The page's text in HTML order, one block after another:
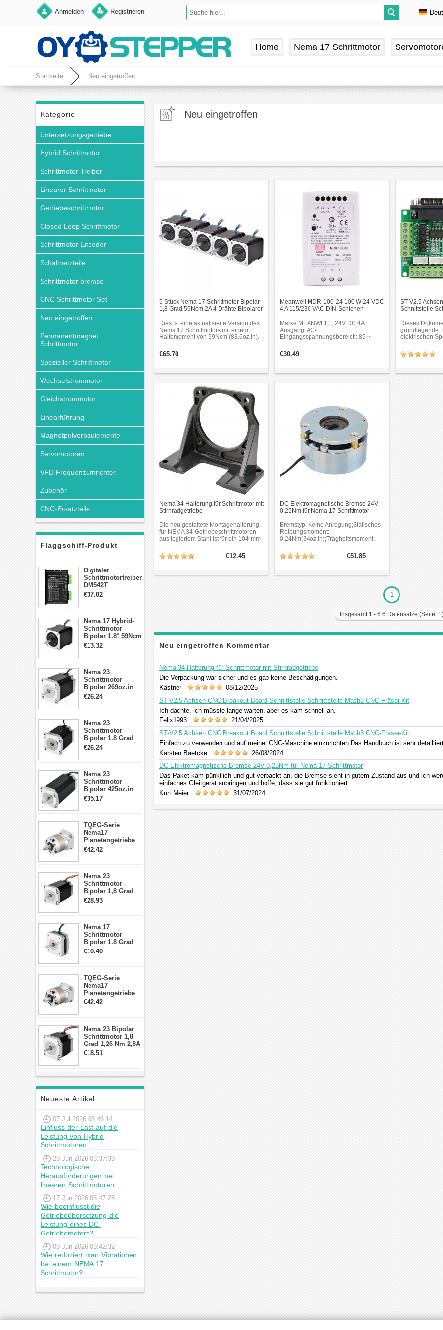
Anmelden Registrieren
Home Nema 17 Schrittmotor
Startseite Neu eingetroffen
Kategorie
Untersetzungsgetriebe
Hybrid Schrittmotor
Schrittmotor Treiber
Linearer Schrittmotor
Getriebeschrittmotor
Closed Loop Schrittmotor
Schrittmotor Encoder
Schaltnetzteile
Schrittmotor bremse
CNC Schrittmotor Set
Neu eingetroffen
Permanentmagnet
Schrittmotor
Spezieller Schrittmotor
Wechselstrommotor
Gleichstrommotor
Linearführung
Magnetpulverbaulemente
Servomotoren
VFD Frequenzumrichter
Zubehör
CNC-Ersatzteile
Flaggschiff-Produkt
Digitaler
Schrittmotortreiber
DM542T
Schrittmotor
Schrittmotor
€37.02
Nema 17 Hybrid-
Schrittmotor
Bipolar 1.8° 59Ncm
2A 4 Drähte mit 1m
€13.32
Nema 23
Schrittmotor
Bipolar 269oz.in
2,8A 57x57x76mm
€26.24
Nema 23
Schrittmotor
Bipolar 1.8 Grad
1.9Nm 3A 3.36V 4
€26.24
Nema 23
Schrittmotor
Bipolar 425oz.in
4.2A 57x57x114mm
€35.17
TQEG-Serie
Nema17
Planetengetriebe
5:1 Spiel 15Arc-
€42.42
Nema 23
Schrittmotor
Bipolar 1,8 Grad
2,83Nm 4 A 2,26V
€28.93
Nema 17
Schrittmotor
Bipolar 1.8 Grad
8.7Ncm 1A 3.5V 4
€10.40
TQEG-Serie
Nema17
Planetengetriebe
10:1 Spiel 15Arc-
€42.42
Nema 23 Bipolar
Schrittmotor 1,8
Grad 1,26 Nm 2,8A
2,5V 4 Drähte
€18.51
Neueste Artikel
07 Jul 2026 03:46:14
Einfluss der Last auf die
Leistung von Hybrid
Schrittmotoren
29 Jun 2026 03:37:39
Technologische
Herausforderungen bei
linearen Schrittmotoren
17 Jun 2026 03:47:28
Wie beeinflusst die
Getriebeübersetzung die
Leistung eines DC-
Getriebemotors?
09 Jun 2026 03:42:32
Wie reduziert man Vibrationen
bei einem NEMA 17
Schrittmotor?
Neu eingetroffen
5 Stück Nema 17 Schrittmotor Bipolar
1,8 Grad 59Ncm 2A 4 Drähte Bipolarer
CNC Roboter
Dies ist eine aktualisierte Version des
Nema 17 Schrittmotors mit einem
Haltemoment von 59Ncm (83.6oz.in).
wir die Motorkabellänge auf 1 Meter
verlängert und eine 4-polige Harwin-
Ende des Kabels hinzugefügt.
€65.70
Meanwell MDR-100-24 100 W 24 VDC
4 A 115/230 VAC DIN-Schienen-
Marke MEANWELL; 24V DC 4A
Ausgang; AC-
Eingangsspannungsbereich: 85 ~
96W;Schutzfunktionen: Kurzschluss /
Überlast / Überspannung /
Technologie zur Reduzierung der
€30.49
ST-V2.5
Schnittstelle
Dieses
grundlegende
elektrischen
Schnittstelle
Nema 34 Halterung für Schrittmotor mit
Stirnradgetriebe
Die neu gestaltete Montagehalterung
für NEMA 34-Getriebeschrittmotoren
aus legiertem Stahl ist für ein 104-mm-
beachten Sie, dass dieses Modell nur
mit dem Nema 34
werden kann.
€12.45
DC Elektromagnetische Bremse 24V
0,25Nm für Nema 17 Schrittmotor
Bremstyp: Keine Anregung;Statisches
Reibungsmoment:
0.24Nm(34oz.in);Trägheitsmoment:
24V;Leistung: 5W;
Hitzebeständigkeitsklasse: F; Max.
0.2kg.
€51.85
1
Insgesamt 1 - 6 6 Datensätze (Seite: 1)
Neu eingetroffen Kommentar
Nema 34 Halterung für Schrittmotor mit Stirnradgetriebe
Die Verpackung war sicher und es gab keine Beschädigungen.
Kästner
08/12/2025
ST-V2.5 Achsen CNC Breakout Board Schnittstelle Schnittstelle Mach3 CNC-Fräser-Kit
Ich dachte, ich müsste lange warten, aber es kam schnell an.
Felix1993
21/04/2025
ST-V2.5 Achsen CNC Breakout Board Schnittstelle Schnittstelle Mach3 CNC-Fräser-Kit
Einfach zu verwenden und auf meiner CNC-Maschine einzurichten.Das Handbuch ist sehr
Karsten Baetcke
26/08/2024
DC Elektromagnetische Bremse 24V 0,25Nm für Nema 17 Schrittmotor
Das Paket kam pünktlich und gut verpackt an, die Bremse sieht in gutem Zustand aus und ich
einfaches Gleitgerät anbringen und hoffe, dass sie gut funktioniert.
Kurt Meier
31/07/2024